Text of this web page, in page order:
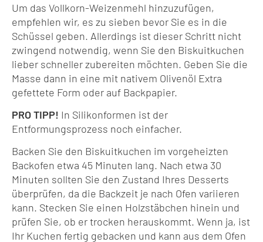
Um das Vollkorn-Weizenmehl hinzuzufügen,
empfehlen wir, es zu sieben bevor Sie es in die
Schüssel geben. Allerdings ist dieser Schritt nicht
zwingend notwendig, wenn Sie den Biskuitkuchen
lieber schneller zubereiten möchten. Geben Sie die
Masse dann in eine mit nativem Olivenöl Extra
gefettete Form oder auf Backpapier.
PRO TIPP! In Silikonformen ist der
Entformungsprozess noch einfacher.
Backen Sie den Biskuitkuchen im vorgeheizten
Backofen etwa 45 Minuten lang. Nach etwa 30
Minuten sollten Sie den Zustand Ihres Desserts
überprüfen, da die Backzeit je nach Ofen variieren
kann. Stecken Sie einen Holzstäbchen hinein und
prüfen Sie, ob er trocken herauskommt. Wenn ja, ist
Ihr Kuchen fertig gebacken und kann aus dem Ofen